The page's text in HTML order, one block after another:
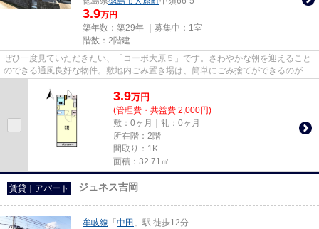
3.9万円
築年数：築29年 ｜募集中： 1室
階数：2階建
ぜひ一度見ていただきたい、「コーポ大原５」です。さわやかな朝を迎えること
のできる通風良好な物件。敷地内ごみ置き場は、簡単にごみ捨てができるのが魅
3.9万円
(管理費・共益費 2,000円)
敷：0ヶ月｜礼：0ヶ月
所在階：2階
間取り：1K
面積：32.71㎡
賃貸｜アパート ジュネス吉岡
牟岐線 「 中田 」駅 徒歩12分